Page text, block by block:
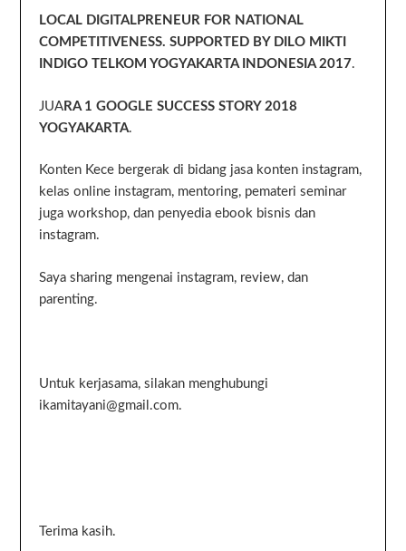
LOCAL DIGITALPRENEUR FOR NATIONAL
COMPETITIVENESS. SUPPORTED BY DILO MIKTI
INDIGO TELKOM YOGYAKARTA INDONESIA 2017.
JUA RA 1 GOOGLE SUCCESS STORY 2018
YOGYAKARTA.
Konten Kece bergerak di bidang jasa konten instagram,
kelas online instagram, mentoring, pemateri seminar
juga workshop, dan penyedia ebook bisnis dan
instagram.
Saya sharing mengenai instagram, review, dan
parenting.
Untuk kerjasama, silakan menghubungi
ikamitayani@gmail.com.
Terima kasih.